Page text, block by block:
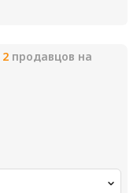
2 продавцов на